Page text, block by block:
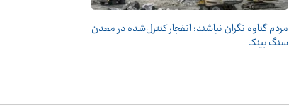
مردم گناوه نگران نباشند؛ انفجار کنترل‌شده در معدن
سنگ بینک